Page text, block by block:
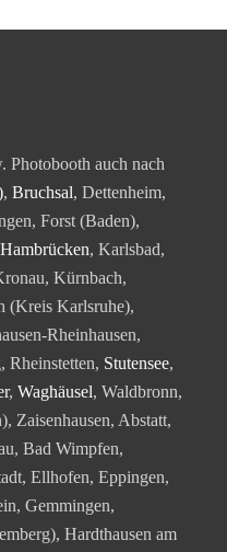
Photobooth auch nach
, Bruchsal, Dettenheim,
Forst (Baden),
Hambrücken, Karlsbad,
Kürnbach,
(Kreis Karlsruhe),
Rheinhausen,
Rheinstetten, Stutensee,
, Waghäusel, Waldbronn,
Zaisenhausen, Abstatt,
Bad Wimpfen,
Ellhofen, Eppingen,
Gemmingen,
Hardthausen am